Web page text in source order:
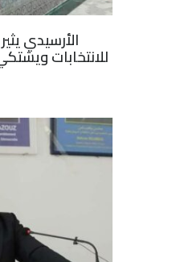
الأرسيدي
للانتخابات